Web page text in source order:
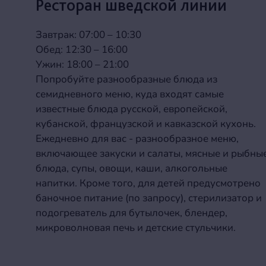
Ресторан шведской линии
Завтрак: 07:00 – 10:30
Обед: 12:30 – 16:00
Ужин: 18:00 – 21:00
Попробуйте разнообразные блюда из
семидневного меню, куда входят самые
известные блюда русской, европейской,
кубанской, французской и кавказской кухонь.
Ежедневно для вас - разнообразное меню,
включающее закуски и салаты, мясные и
блюда, супы, овощи, каши, алкогольные
напитки. Кроме того, для детей предусмотрено
баночное питание (по запросу), стерилизатор и
подогреватель для бутылочек, блендер,
микроволновая печь и детские стульчики.